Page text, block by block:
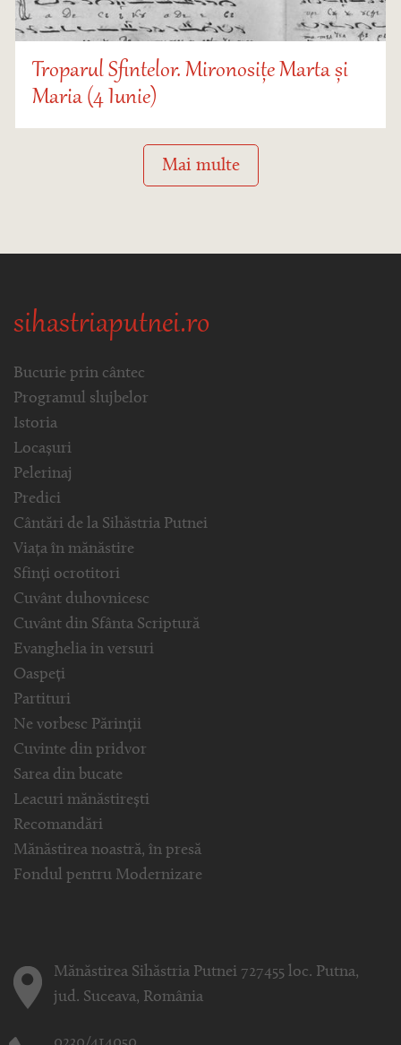
Troparul Sfintelor. Mironosițe Marta și
Maria (4 Iunie)
Mai multe
sihastriaputnei.ro
Bucurie prin cântec
Programul slujbelor
Istoria
Locașuri
Pelerinaj
Predici
Cântări de la Sihăstria Putnei
Viața în mănăstire
Sfinți ocrotitori
Cuvânt duhovnicesc
Cuvânt din Sfânta Scriptură
Evanghelia in versuri
Oaspeți
Partituri
Ne vorbesc Părinții
Cuvinte din pridvor
Sarea din bucate
Leacuri mănăstirești
Recomandări
Mănăstirea noastră, în presă
Fondul pentru Modernizare
Mănăstirea Sihăstria Putnei 727455 loc. Putna,
jud. Suceava, România